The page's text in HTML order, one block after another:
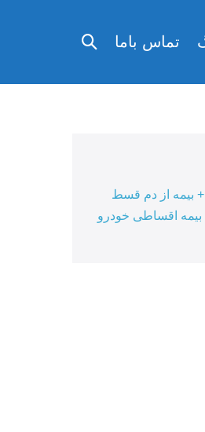
تماس باما
تغییر
بیمه از دم قسط
بیمه اقساطی خودرو